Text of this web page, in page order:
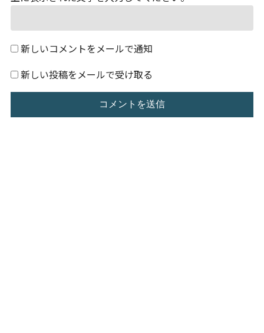
新しいコメントをメールで通知
新しい投稿をメールで受け取る